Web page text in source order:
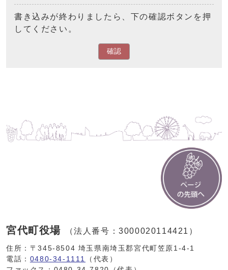
書き込みが終わりましたら、下の確認ボタンを押
してください。
確認
宮代町役場 （法人番号：3000020114421）
住所：〒345-8504 埼玉県南埼玉郡宮代町笠原1-4-1
電話： 0480-34-1111
（代表）